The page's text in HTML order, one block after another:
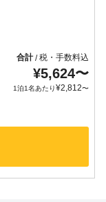
合計/税・手数料込
¥5,624〜
1泊1名あたり¥2,812〜